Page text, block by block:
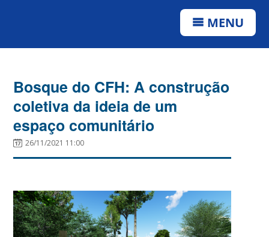
MENU
Bosque do CFH: A construção
coletiva da ideia de um
espaço comunitário
26/11/2021 11:00